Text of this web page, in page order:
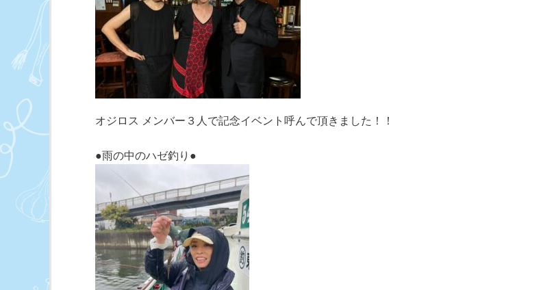
オジロス メンバー３人で記念イベント呼んで頂きました！！
●雨の中のハゼ釣り●